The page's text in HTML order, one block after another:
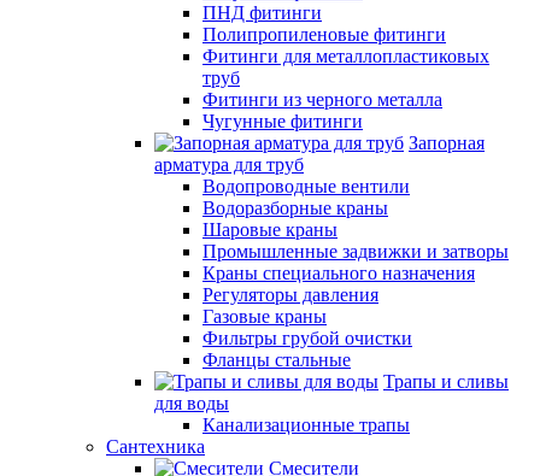
ПНД фитинги
Полипропиленовые фитинги
Фитинги для металлопластиковых
труб
Фитинги из черного металла
Чугунные фитинги
Запорная
арматура для труб
Водопроводные вентили
Водоразборные краны
Шаровые краны
Промышленные задвижки и затворы
Краны специального назначения
Регуляторы давления
Газовые краны
Фильтры грубой очистки
Фланцы стальные
Трапы и сливы
для воды
Канализационные трапы
Сантехника
Смесители